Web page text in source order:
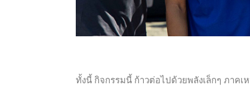
ทั้งนี้ กิจกรรมนี้ ก้าวต่อไปด้วยพลังเล็กๆ ภาค